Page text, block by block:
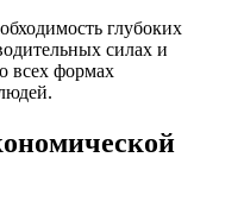
глубоких
силах и
всех формах